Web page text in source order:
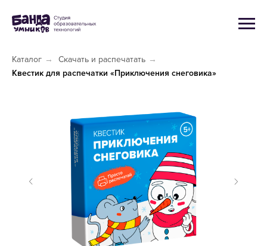
Каталог → Скачать и распечатать →
Квестик для распечатки «Приключения снеговика»